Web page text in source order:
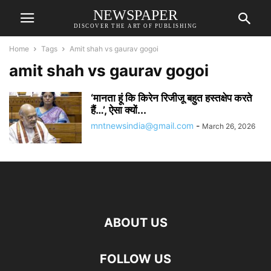
NEWSPAPER
DISCOVER THE ART OF PUBLISHING
Home Tags Amit shah vs gaurav gogoi
amit shah vs gaurav gogoi
‘मानता हूं कि किरेन रिजीजू बहुत हस्तक्षेप करते
हैं…’, ऐसा क्यों...
mntnewsindia@gmail.com - March 26, 2026
ABOUT US
FOLLOW US